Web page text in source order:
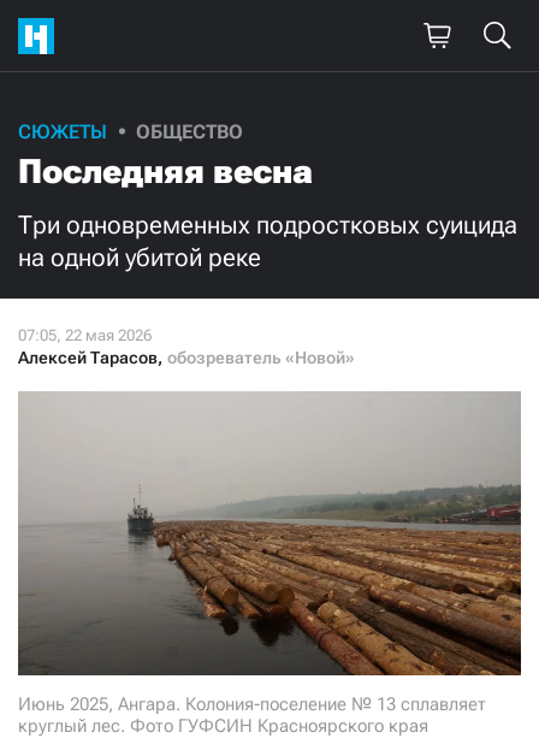
СЮЖЕТЫ ОБЩЕСТВО
Последняя весна
Три одновременных подростковых суицида
на одной убитой реке
Алексей Тарасов, обозреватель «Новой»
Июнь 2025, Ангара. Колония-поселение № 13 сплавляет
круглый лес. Фото ГУФСИН Красноярского края
Поддержите
нашу работу!
Ежемесячно Разово
500
Нажимая кнопку «Стать соучастником»,
условия и подтверждаю свое гражданство РФ
СТАТЬ СОУЧАСТНИКОМ
ПОДЕЛИТЬСЯ С ДРУЗЬЯМИ
Если у вас есть вопросы, пишите donate@novayagazeta.ruили